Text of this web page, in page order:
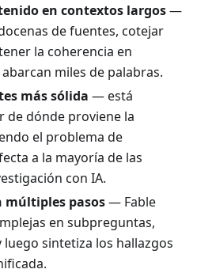
en contextos largos—
de fuentes, cotejar
la coherencia en
miles de palabras.
más sólida — está
de dónde proviene la
el problema de
a la mayoría de las
con IA.
múltiples pasos— Fable
en subpreguntas,
luego sintetiza los hallazgos